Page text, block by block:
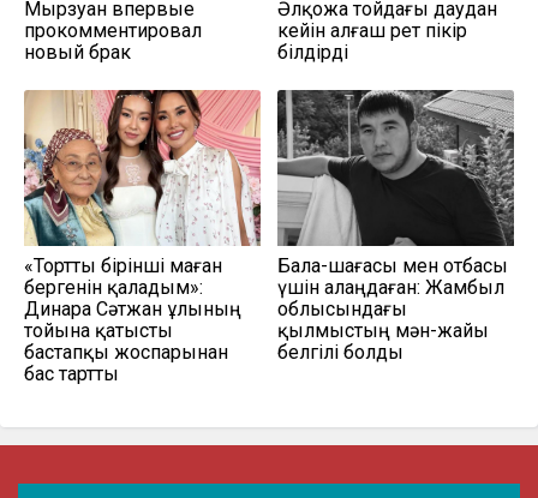
Мырзуан впервые
прокомментировал
новый брак
Әлқожа тойдағы даудан
кейін алғаш рет пікір
білдірді
«Тортты бірінші маған
бергенін қаладым»:
Динара Сәтжан ұлының
тойына қатысты
бастапқы жоспарынан
бас тартты
Бала-шағасы мен отбасы
үшін алаңдаған: Жамбыл
облысындағы
қылмыстың мән-жайы
белгілі болды